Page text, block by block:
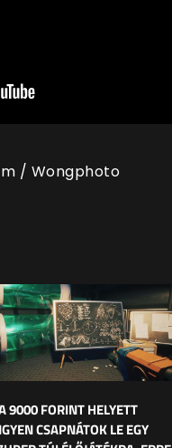
/ Wongphoto
9000 FORINT HELYETT
CSAPNÁTOK LE EGY